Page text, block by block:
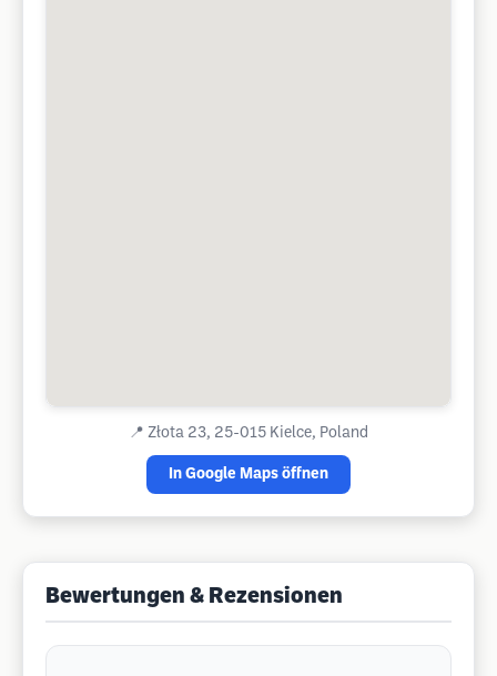
📍 Złota 23, 25-015 Kielce, Poland
In Google Maps öffnen
Bewertungen & Rezensionen